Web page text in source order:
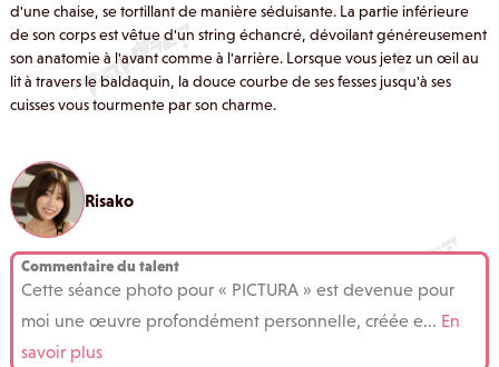
d'une chaise, se tortillant de manière séduisante. La partie inférieure
de son corps est vêtue d'un string échancré, dévoilant généreusement
son anatomie à l'avant comme à l'arrière. Lorsque vous jetez un œil au
lit à travers le baldaquin, la douce courbe de ses fesses jusqu'à ses
cuisses vous tourmente par son charme.
Risako
Commentaire du talent
Cette séance photo pour « PICTURA » est devenue pour
moi une œuvre profondément personnelle, créée e... En
savoir plus